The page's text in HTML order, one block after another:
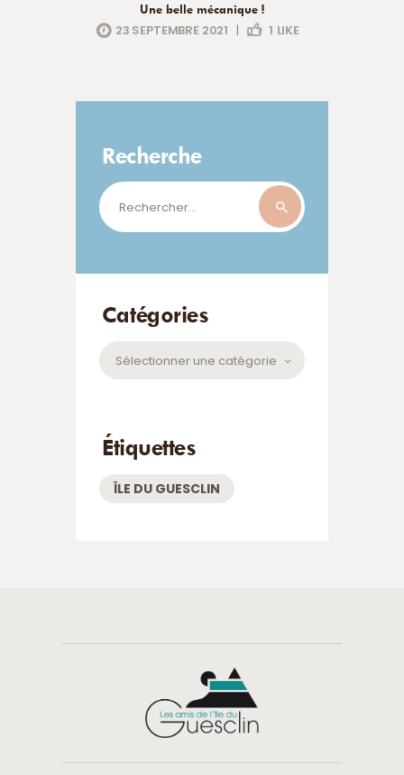
Une belle mécanique !
23 SEPTEMBRE 2021 | 1 LIKE
Recherche
Rechercher :
Catégories
Catégories
Étiquettes
ÎLE DU GUESCLIN